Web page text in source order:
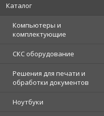
Каталог
Компьютеры и
комплектующие
СКС оборудование
Решения для печати и
обработки документов
Ноутбуки